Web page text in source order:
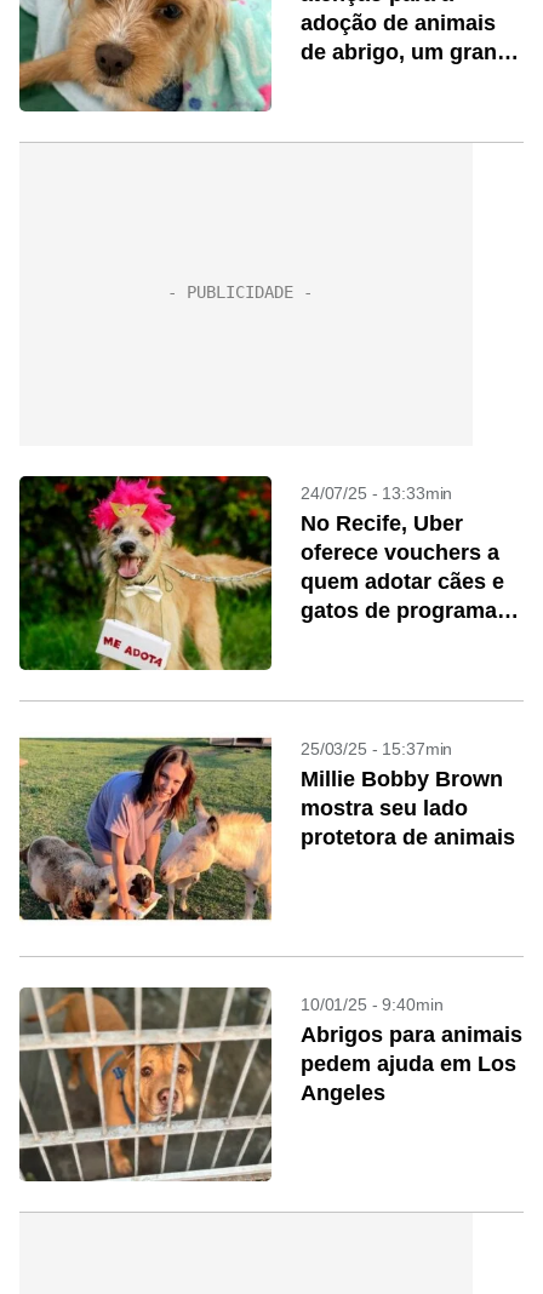
adoção de animais
de abrigo, um grande
24/07/25 - 13:33min
No Recife, Uber
oferece vouchers a
quem adotar cães e
gatos de programa
25/03/25 - 15:37min
Millie Bobby Brown
mostra seu lado
protetora de animais
10/01/25 - 9:40min
Abrigos para animais
pedem ajuda em Los
Angeles